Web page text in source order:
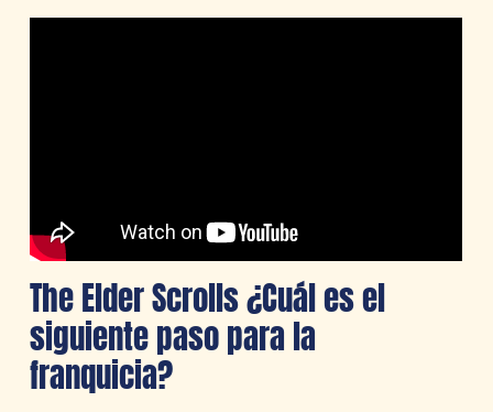
The Elder Scrolls ¿Cuál es el
siguiente paso para la
franquicia?